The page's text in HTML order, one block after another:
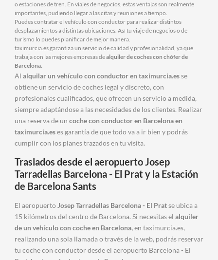
o estaciones de tren. En viajes de negocios, estas ventajas son realmente
importantes, pudiendo llegar a las citas y reuniones a tiempo.
Puedes contratar el vehículo con conductor para realizar distintos
desplazamientos a distintas ubicaciones. Así tu viaje de negocios o de
turismo lo puedes planificar de mejor manera.
taximurcia.es garantiza un servicio de calidad y profesionalidad, ya que
trabaja con las mejores empresas dealquiler de coches con chófer de
Barcelona.
Al alquilar un vehículo con conductor en taximurcia.esse
obtiene un servicio de coches legal y discreto, con
profesionales cualificados, que ofrecen un servicio a medida,
siempre adaptándose a las necesidades de los clientes. Realizar
una reserva de un coche con conductor en Barcelona en
taximurcia.eses garantía de que todo va a ir bien y podrás
cumplir con los planes trazados en tu visita.
Traslados desde el aeropuerto Josep
Tarradellas Barcelona - El Prat y la Estación
de Barcelona Sants
El aeropuerto Josep Tarradellas Barcelona - El Pratse ubica a
15 kilómetros del centro de Barcelona. Si necesitas el alquiler
de un vehículo con coche en Barcelona,en taximurcia.es,
realizando una sola llamada o través de la web, podrás reservar
tu coche con conductor desde el aeropuerto Barcelona - El